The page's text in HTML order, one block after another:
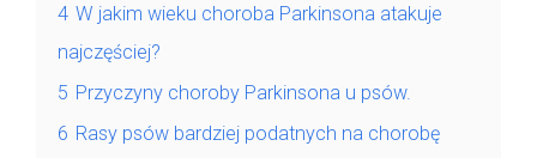
4 W jakim wieku choroba Parkinsona atakuje
najczęściej?
5 Przyczyny choroby Parkinsona u psów.
6 Rasy psów bardziej podatnych na chorobę